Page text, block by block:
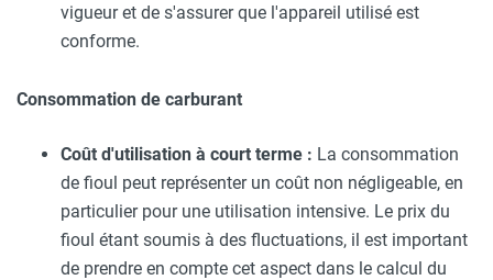
vigueur et de s'assurer que l'appareil utilisé est
conforme.
Consommation de carburant
Coût d'utilisation à court terme : La consommation
de fioul peut représenter un coût non négligeable, en
particulier pour une utilisation intensive. Le prix du
fioul étant soumis à des fluctuations, il est important
de prendre en compte cet aspect dans le calcul du